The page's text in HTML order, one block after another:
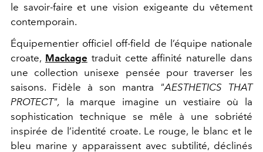
le savoir-faire et une vision exigeante du vêtement
contemporain.
Équipementier officiel off-field de l’équipe nationale
croate, Mackage traduit cette affinité naturelle dans
une collection unisexe pensée pour traverser les
saisons. Fidèle à son mantra "AESTHETICS THAT
PROTECT", la marque imagine un vestiaire où la
sophistication technique se mêle à une sobriété
inspirée de l’identité croate. Le rouge, le blanc et le
bleu marine y apparaissent avec subtilité, déclinés